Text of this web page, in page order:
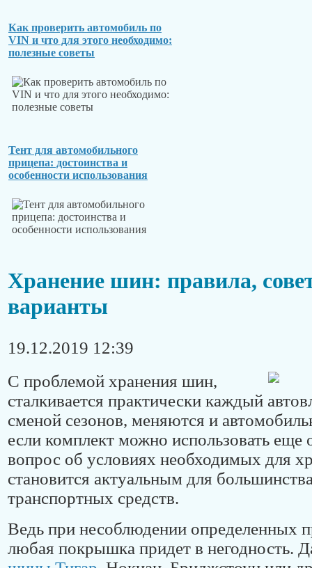
Как проверить автомобиль по
VIN и что для этого необходимо:
полезные советы
Тент для автомобильного
прицепа: достоинства и
особенности использования
Хранение шин: правила,
варианты
19.12.2019 12:39
С проблемой хранения шин,
сталкивается практически каждый
сменой сезонов, меняются и
если комплект можно использовать еще
вопрос об условиях необходимых для
становится актуальным для
транспортных средств.
Ведь при несоблюдении определенных
любая покрышка придет в негодность.